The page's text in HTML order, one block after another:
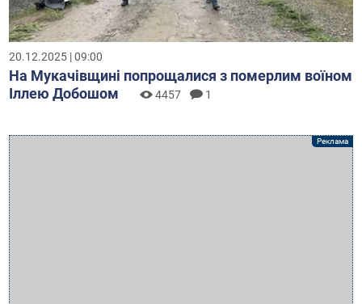
20.12.2025 | 09:00
На Мукачівщині попрощалися з померлим воїном
Іллею Добошом
4457 1